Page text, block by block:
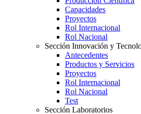
Capacidades
Proyectos
Rol Internacional
Rol Nacional
Sección Innovación y
Antecedentes
Productos y Servicios
Proyectos
Rol Internacional
Rol Nacional
Test
Sección Laboratorios